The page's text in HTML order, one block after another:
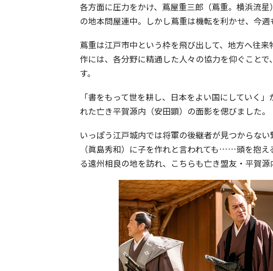
各方面に圧力をかけ、蔦屋重三郎（蔦重。横浜流
の地本問屋連中。しかし蔦重は機転を利かせ、今週
蔦重は江戸市中という枠を飛び出して、地方へ往
作には、各分野に精通した人々の協力を仰ぐこと
す。
「書をもって世を耕し、日本をよい国にしていく
れた亡き平賀源内（安田顕）の面影を偲びました。
いっぽう江戸城内では将軍の後継者が見つからな
（眞島秀和）に子を作れと言われても……頭を抱
る遠州相良の地を訪れ、こちらも亡き盟友・平賀源